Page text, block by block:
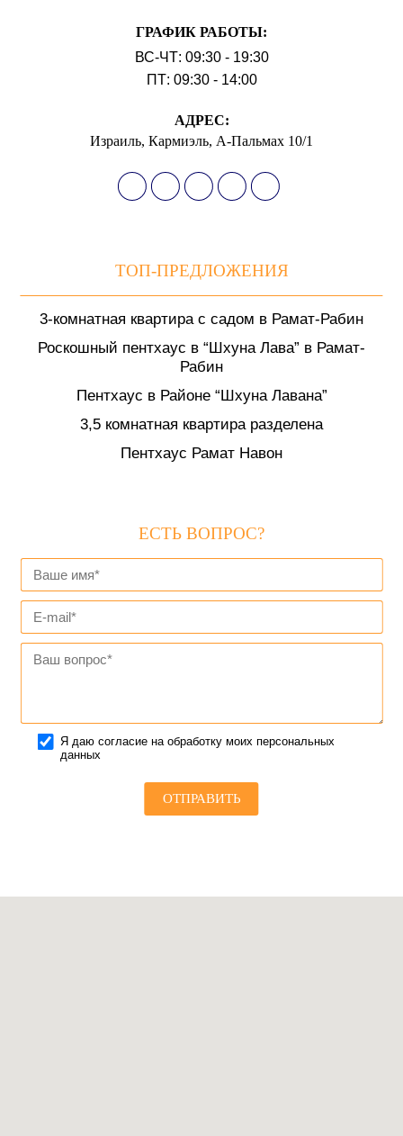
ГРАФИК РАБОТЫ:
ВС-ЧТ: 09:30 - 19:30
ПТ: 09:30 - 14:00
АДРЕС:
Израиль, Кармиэль, А-Пальмах 10/1
ТОП-ПРЕДЛОЖЕНИЯ
3-комнатная квартира с садом в Рамат-Рабин
Роскошный пентхаус в “Шхуна Лава” в Рамат-
Рабин
Пентхаус в Районе “Шхуна Лавана”
3,5 комнатная квартира разделена
Пентхаус Рамат Навон
ЕСТЬ ВОПРОС?
Я даю согласие на обработку моих персональных
данных